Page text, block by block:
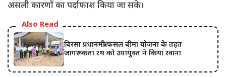
असली कारणों का पर्दाफाश किया जा सके।
Also Read
बिरसा प्रधानमंत्री फसल बीमा योजना के तहत
जागरूकता रथ को उपायुक्त ने किया रवाना